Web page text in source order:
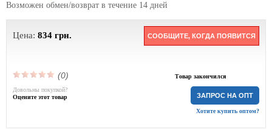
Возможен обмен/возврат в течение 14 дней
Цена: 834 грн. СООБЩИТЕ, КОГДА ПОЯВИТСЯ
(0) Товар закончился
ЗАПРОС НА ОПТ
Хотите купить оптом?
Довольны покупкой?
Оцените этот товар